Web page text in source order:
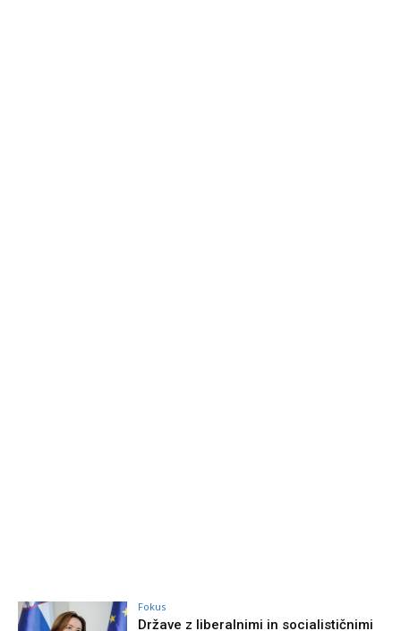
Fokus
Države z liberalnimi in socialističnimi